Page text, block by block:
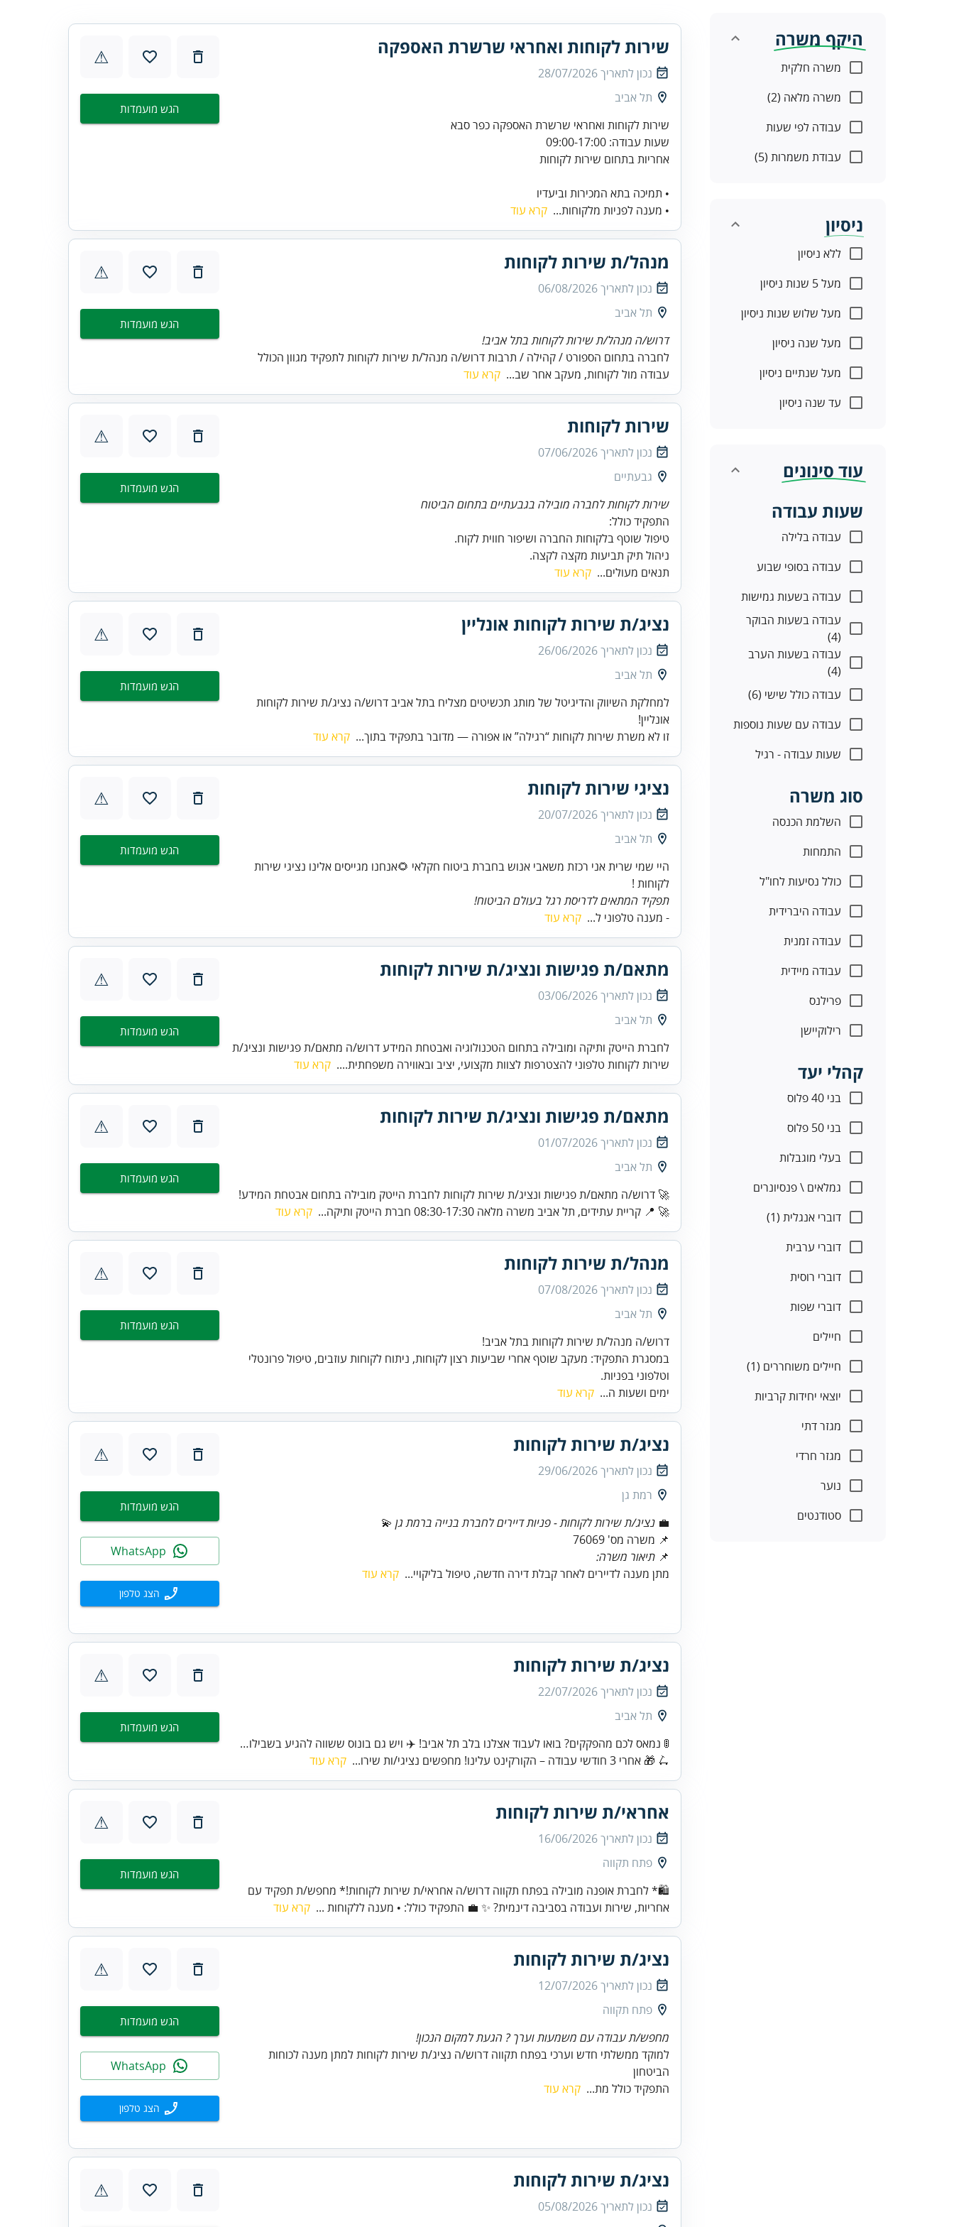
היקף משרה
משרה חלקית
משרה מלאה (2)
עבודה לפי שעות
עבודת משמרות (5)
ניסיון
ללא ניסיון
מעל 5 שנות ניסיון
מעל שלוש שנות ניסיון
מעל שנה ניסיון
מעל שנתיים ניסיון
עד שנה ניסיון
עוד סינונים
שעות עבודה
עבודה בלילה
עבודה בסופי שבוע
עבודה בשעות גמישות
עבודה בשעות הבוקר
(4)
עבודה בשעות הערב
(4)
עבודה כולל שישי (6)
עבודה עם שעות נוספות
שעות עבודה - רגיל
סוג משרה
השלמת הכנסה
התמחות
כולל נסיעות לחו"ל
עבודה היברידית
עבודה זמנית
עבודה מיידית
פרילנס
רילוקיישן
קהלי יעד
בני 40 פלוס
בני 50 פלוס
בעלי מוגבלות
גמלאים \ פנסיונרים
דוברי אנגלית (1)
דוברי ערבית
דוברי רוסית
דוברי שפות
חיילים
חיילים משוחררים (1)
יוצאי יחידות קרביות
מגזר דתי
מגזר חרדי
נוער
סטודנטים
שירות לקוחות ואחראי שרשרת האספקה
נכון לתאריך28/07/2026
תל אביב
שירות לקוחות ואחראי שרשרת האספקה כפר סבא
שעות עבודה: 09:00-17:00
אחריות בתחום שירות לקוחות
• תמיכה בתא המכירות וביעדיו
• מענה לפניות מלקוחות... קרא עוד
⚠
הגש מועמדות
מנהל/ת שירות לקוחות
נכון לתאריך06/08/2026
תל אביב
דרוש/ה מנהל/ת שירות לקוחות בתל אביב!
לחברה בתחום הספורט / קהילה / תרבות דרוש/ה מנהל/ת שירות לקוחות לתפקיד מגוון הכולל
עבודה מול לקוחות, מעקב אחר שב... קרא עוד
⚠
הגש מועמדות
שירות לקוחות
נכון לתאריך07/06/2026
גבעתיים
שירות לקוחות לחברה מובילה בגבעתיים בתחום הביטוח
ניהול תיק תביעות מקצה לקצה.
תנאים מעולים... קרא עוד
⚠
הגש מועמדות
נציג/ת שירות לקוחות אונליין
נכון לתאריך26/06/2026
תל אביב
למחלקת השיווק והדיגיטל של מותג תכשיטים מצליח בתל אביב דרוש/ה נציג/ת שירות לקוחות
אונליין!
זו לא משרת שירות לקוחות “רגילה” או אפורה — מדובר בתפקיד בתוך... קרא עוד
⚠
הגש מועמדות
נציגי שירות לקוחות
נכון לתאריך20/07/2026
תל אביב
היי שמי שרית אני רכזת משאבי אנוש בחברת ביטוח חקלאי 🌻אנחנו מגייסים אלינו נציגי שירות
לקוחות !
תפקיד המתאים לדריסת רגל בעולם הביטוח!
- מענה טלפוני ל... קרא עוד
⚠
הגש מועמדות
מתאם/ת פגישות ונציג/ת שירות לקוחות
נכון לתאריך03/06/2026
תל אביב
לחברת הייטק ותיקה ומובילה בתחום הטכנולוגיה ואבטחת המידע דרוש/ה מתאם/ת פגישות ונציג/ת
שירות לקוחות טלפוני להצטרפות לצוות מקצועי, יציב ובאווירה משפחתית.... קרא עוד
⚠
הגש מועמדות
מתאם/ת פגישות ונציג/ת שירות לקוחות
נכון לתאריך01/07/2026
תל אביב
🚀 דרוש/ה מתאם/ת פגישות ונציג/ת שירות לקוחות לחברת הייטק מובילה בתחום אבטחת המידע!
🚀 📍 קריית עתידים, תל אביב משרה מלאה 08:30-17:30 חברת הייטק ותיקה...
קרא עוד
⚠
הגש מועמדות
מנהל/ת שירות לקוחות
נכון לתאריך07/08/2026
תל אביב
במסגרת התפקיד: מעקב שוטף אחרי שביעות רצון לקוחות, ניתוח לקוחות עוזבים, טיפול פרונטלי
וטלפוני בפניות.
ימים ושעות ה... קרא עוד
⚠
הגש מועמדות
נציג/ת שירות לקוחות
נכון לתאריך29/06/2026
רמת גן
💼 נציג/ת שירות לקוחות - פניות דיירים לחברת בנייה ברמת גן
📌 משרה מס' 76069
📌 תיאור משרה:
מתן מענה לדיירים לאחר קבלת דירה חדשה, טיפול בליקויי... קרא עוד
⚠
הגש מועמדות
הצג טלפון
נציג/ת שירות לקוחות
נכון לתאריך22/07/2026
תל אביב
🚦 נמאס לכם מהפקקים? בואו לעבוד אצלנו בלב תל אביב! ✈️ ויש גם בונוס ששווה להגיע בשבילו…
🛴 🎁 אחרי 3 חודשי עבודה – הקורקינט עלינו! מחפשים נציגי/ות שירו...
קרא עוד
⚠
הגש מועמדות
אחראי/ת שירות לקוחות
נכון לתאריך16/06/2026
פתח תקווה
🛍️* לחברת אופנה מובילה בפתח תקווה דרוש/ה אחראי/ת שירות לקוחות!* מחפש/ת תפקיד עם
אחריות, שירות ועבודה בסביבה דינמית? ✨ 💼 התפקיד כולל: • מענה ללקוחות ... קרא עוד
⚠
הגש מועמדות
נציג/ת שירות לקוחות
נכון לתאריך12/07/2026
פתח תקווה
מחפש/ת עבודה עם משמעות וערך ? הגעת למקום הנכון!
למוקד ממשלתי חדש וערכי בפתח תקווה דרוש/ה נציג/ת שירות לקוחות למתן מענה לכוחות
הביטחון
התפקיד כולל מת... קרא עוד
⚠
הגש מועמדות
הצג טלפון
נציג/ת שירות לקוחות
נכון לתאריך05/08/2026
⚠